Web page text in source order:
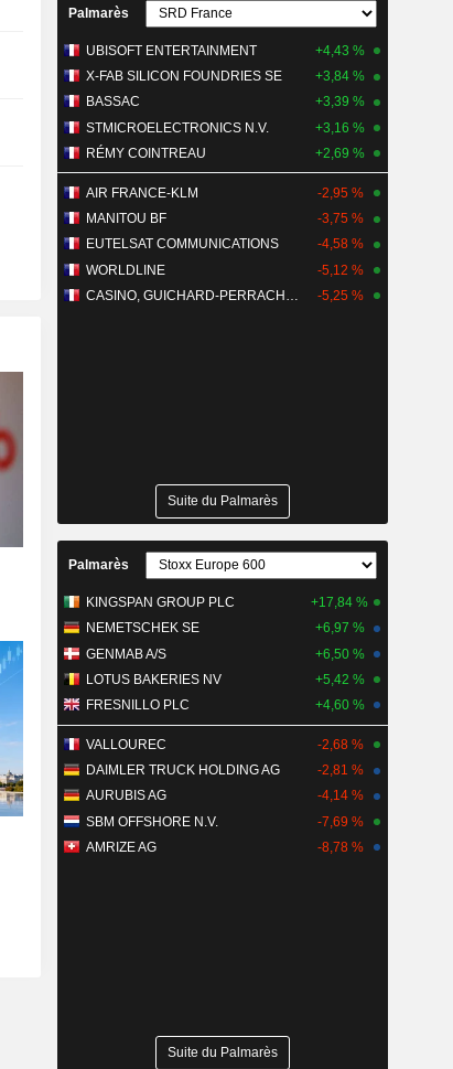
Palmarès
UBISOFT ENTERTAINMENT
+4,43 %
X-FAB SILICON FOUNDRIES SE
+3,84 %
BASSAC
+3,39 %
STMICROELECTRONICS N.V.
+3,16 %
RÉMY COINTREAU
+2,69 %
AIR FRANCE-KLM
-2,95 %
MANITOU BF
-3,75 %
EUTELSAT COMMUNICATIONS
-4,58 %
WORLDLINE
-5,12 %
-5,25 %
Suite du Palmarès
Palmarès
KINGSPAN GROUP PLC
+17,84 %
NEMETSCHEK SE
+6,97 %
GENMAB A/S
+6,50 %
LOTUS BAKERIES NV
+5,42 %
FRESNILLO PLC
+4,60 %
VALLOUREC
-2,68 %
DAIMLER TRUCK HOLDING AG
-2,81 %
AURUBIS AG
-4,14 %
SBM OFFSHORE N.V.
-7,69 %
AMRIZE AG
-8,78 %
Suite du Palmarès